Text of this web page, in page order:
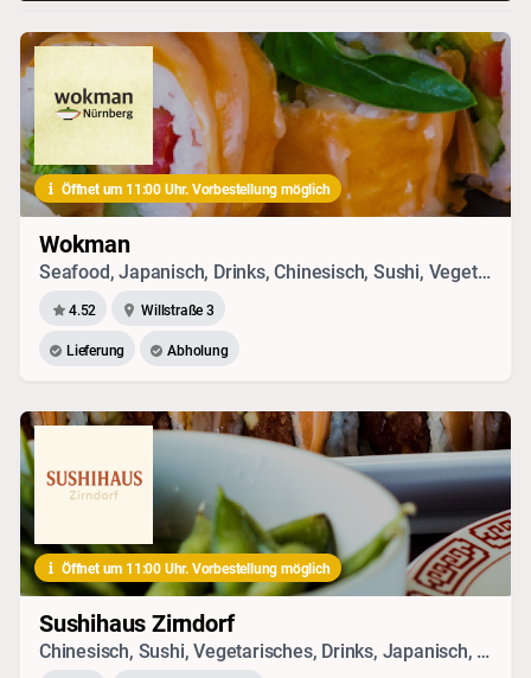
Öffnet um 11:00 Uhr. Vorbestellung möglich
Wokman
Seafood, Japanisch, Drinks, Chinesisch, Sushi, Vegetarisches, Vietnamesisch, Thai
4.52 Willstraße 3
Lieferung Abholung
Öffnet um 11:00 Uhr. Vorbestellung möglich
Sushihaus Zirndorf
Chinesisch, Sushi, Vegetarisches, Drinks, Japanisch, Vietnamesisch, Pizza, Thai, Seafood